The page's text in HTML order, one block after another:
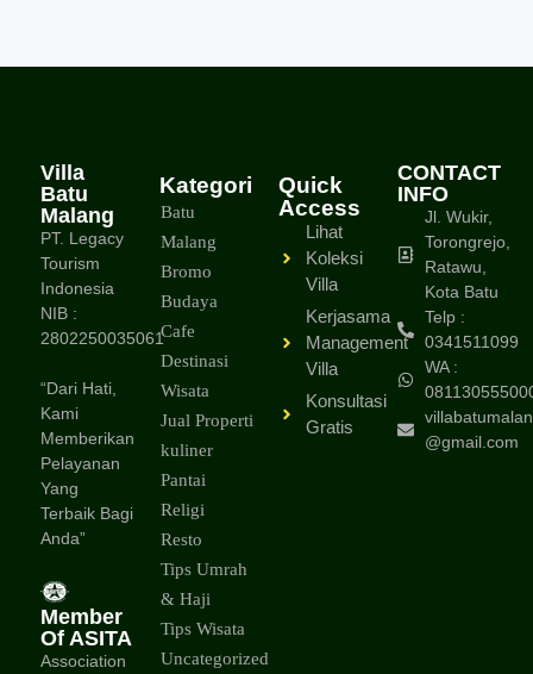
Villa
Batu
Malang
PT. Legacy
Tourism
Indonesia
NIB :
2802250035061
“Dari Hati,
Kami
Memberikan
Pelayanan
Yang
Terbaik Bagi
Anda”
Member
Of ASITA
Association
Kategori
Batu
Malang
Bromo
Budaya
Cafe
Destinasi
Wisata
Jual Properti
kuliner
Pantai
Religi
Resto
Tips Umrah
& Haji
Tips Wisata
Uncategorized
Quick
Access
Lihat
Koleksi
Villa
Kerjasama
Management
Villa
Konsultasi
Gratis
CONTACT
INFO
Jl. Wukir,
Torongrejo,
Ratawu,
Kota Batu
Telp :
0341511099
WA :
@gmail.com